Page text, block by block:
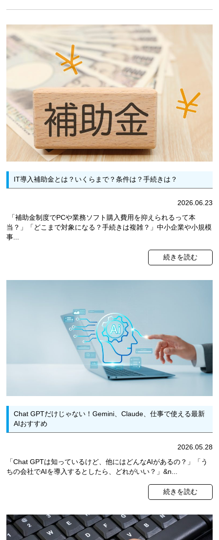
IT導入補助金とは？いくらまで？条件は？手続きは？
2026.06.23
「補助金制度でPCや業務ソフト購入費用を抑えられるって本
当？」「どこまで対象になる？手続きは複雑？」中小企業や小規模
事...
続きを読む
Chat GPTだけじゃない！Gemini、Claude、仕事で使える最新
AIおすすめ
2026.05.28
「Chat GPTは知っているけど、他にはどんなAIがあるの？」「う
ちの会社でAIを導入するとしたら、どれがいい？」&n...
続きを読む